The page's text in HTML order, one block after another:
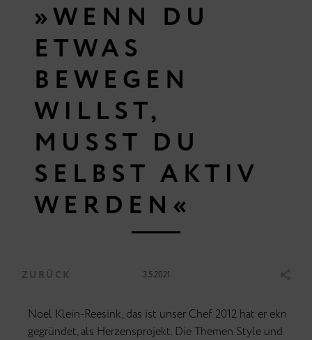
»WENN DU
ETWAS
BEWEGEN
WILLST,
MUSST DU
SELBST AKTIV
WERDEN«
ZURÜCK 3.5.2021
Noel Klein-Reesink, das ist unser Chef. 2012 hat er ekn
gegründet, als Herzensprojekt. Die Themen Style und